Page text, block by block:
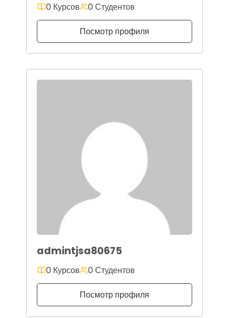
0 Курсов 0 Студентов
Посмотр профиля
admintjsa80675
0 Курсов 0 Студентов
Посмотр профиля